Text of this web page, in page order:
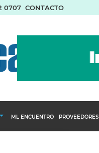
0707 CONTACTO
ML ENCUENTRO PROVEEDORES